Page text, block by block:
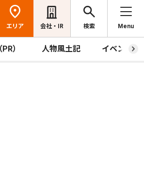
エリア 会社・IR 検索 Menu
） 人物風土記 イベント